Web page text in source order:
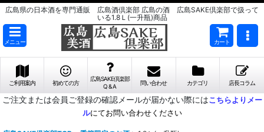
広島県の日本酒を専門通販 広島酒倶楽部 広島の酒 広島SAKE倶楽部で扱って
いる1.8Ｌ(一升瓶)商品
メニュー カート
ご利用案内 初めての方
広島SAKE倶楽部
Q & A
問い合わせ カテゴリ 店長コラム
ご注文または会員ご登録の確認メールが届かない際にはこちらよりメー
ルにてお問い合わせください